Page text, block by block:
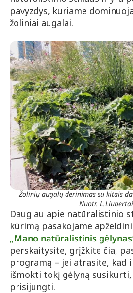
pavyzdys, kuriame
žoliniai augalai.
Žolinių augalų derinimas su kitais
Nuotr.
Daugiau apie natūralistinio
kūrimą pasakojame
„Mano natūralistinis
perskaitysite, grįžkite čia,
programą – jei atrasite, kad
išmokti tokį gėlyną susikurti,
prisijungti.